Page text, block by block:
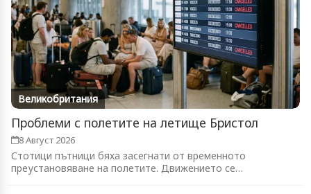
Великобритания
Проблеми с полетите на летище Бристол
8 Август 2026
Стотици пътници бяха засегнати от временното
преустановяване на полетите. Движението се